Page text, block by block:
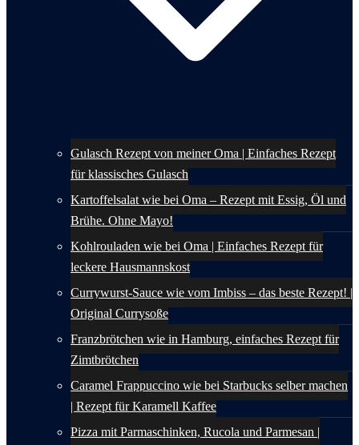
Gulasch Rezept von meiner Oma | Einfaches Rezept
für klassisches Gulasch
Kartoffelsalat wie bei Oma – Rezept mit Essig, Öl und
Brühe. Ohne Mayo!
Kohlrouladen wie bei Oma | Einfaches Rezept für
leckere Hausmannskost
Currywurst-Sauce wie vom Imbiss – das beste Rezept! |
Original Currysoße
Franzbrötchen wie in Hamburg, einfaches Rezept für
Zimtbrötchen
Caramel Frappuccino wie bei Starbucks selber machen
| Rezept für Karamell Kaffee
Pizza mit Parmaschinken, Rucola und Parmesan |